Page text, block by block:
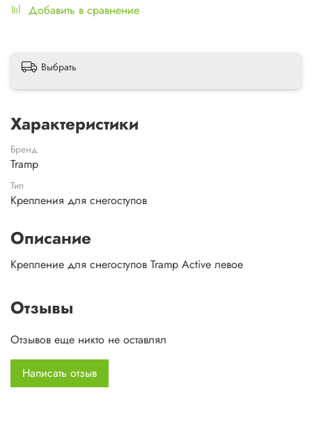
Добавить в сравнение
Выбрать
Характеристики
Бренд
Tramp
Тип
Крепления для снегоступов
Описание
Крепление для снегоступов Tramp Active левое
Отзывы
Отзывов еще никто не оставлял
Написать отзыв